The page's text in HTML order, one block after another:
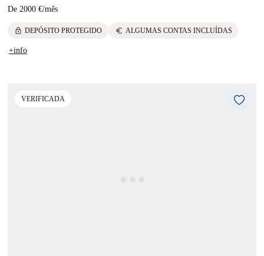
De 2000 €/mês
lock DEPÓSITO PROTEGIDO euro ALGUMAS CONTAS INCLUÍDAS
+info
VERIFICADA